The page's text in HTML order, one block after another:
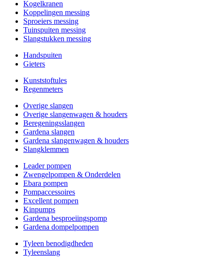
Kogelkranen
Koppelingen messing
Sproeiers messing
Tuinspuiten messing
Slangstukken messing
Handspuiten
Gieters
Kunststoftules
Regenmeters
Overige slangen
Overige slangenwagen & houders
Beregeningsslangen
Gardena slangen
Gardena slangenwagen & houders
Slangklemmen
Leader pompen
Zwengelpompen & Onderdelen
Ebara pompen
Pompaccessoires
Excellent pompen
Kinpumps
Gardena besproeiingspomp
Gardena dompelpompen
Tyleen benodigdheden
Tyleenslang